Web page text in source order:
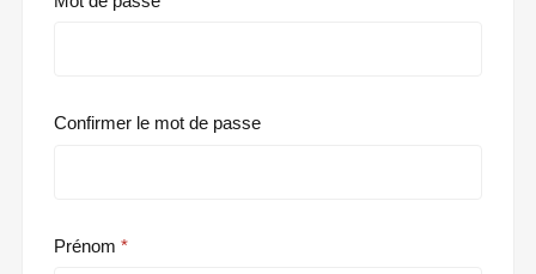
Confirmer le mot de passe
Prénom